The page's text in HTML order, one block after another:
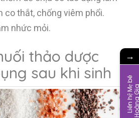
co thắt, chống viêm phổi.
nhức mỏi.
thảo dược
sau khi sinh
→
L
i
ê
n
h
ệ
M
b
é
H
o
à
n
g
G
i